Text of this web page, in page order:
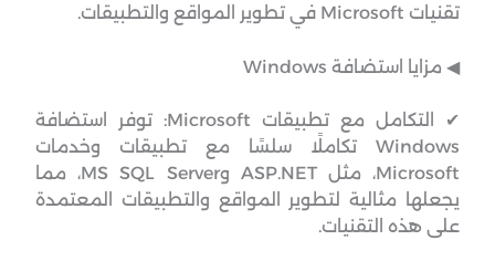
تقنيات Microsoft في تطوير المواقع والتطبيقات.
◀︎ مزايا استضافة Windows
✔ التكامل مع تطبيقات Microsoft: توفر استضافة
Windows تكاملًا سلسًا مع تطبيقات وخدمات
Microsoft، مثل ASP.NET وMS SQL Server، مما
يجعلها مثالية لتطوير المواقع والتطبيقات المعتمدة
على هذه التقنيات.